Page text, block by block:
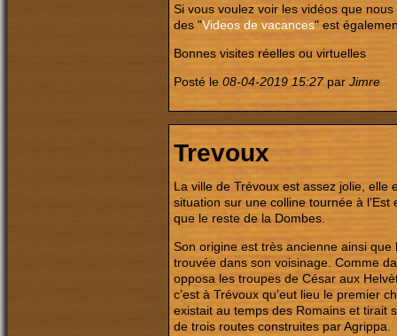
Si vous voulez voir les vidéos que
des "Videos de vacances" est
Bonnes visites réelles ou virtuelles
Posté le 08-04-2019 15:27par Jimre
Trevoux
La ville de Trévoux est assez jolie,
situation sur une colline tournée à
que le reste de la Dombes.
Son origine est très ancienne ainsi que
trouvée dans son voisinage. Comme
opposa les troupes de César aux
c’est à Trévoux qu’eut lieu le premier
existait au temps des Romains et tirait
de trois routes construites par Agrippa.